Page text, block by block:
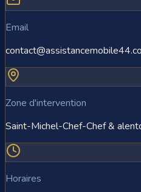
Email
Zone d'intervention
Saint-Michel-Chef-Chef &
Horaires